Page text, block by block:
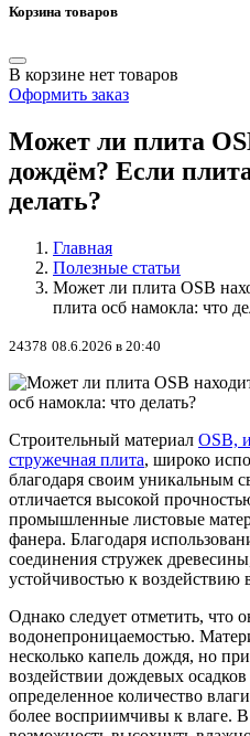
Корзина товаров
В корзине нет товаров
Оформить заказ
Может ли плита
дождём? Если
делать?
Главная
Полезные статьи
Может ли плита OSB
плита осб намокла: что
24378 08.6.2026 в 20:40
Строительный материал OSB,
стружечная плита, широко
благодаря своим уникальным
отличается высокой
промышленные листовые
фанера. Благодаря
соединения стружек
устойчивостью к воздействию
Однако следует отметить, что
водонепроницаемостью.
несколько капель дождя, но
воздействии дождевых
определенное количество
более восприимчивы к влаге.